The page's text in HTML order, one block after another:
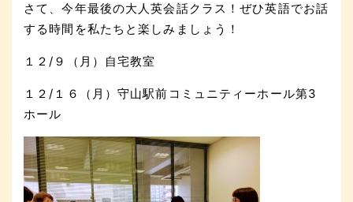
さて、今年最後の大人英会話クラス！ぜひ英語でお話
する時間を私たちと楽しみましょう！
１２/９（月）自宅教室
１２/１６（月）守山駅前コミュニティーホール第3
ホール